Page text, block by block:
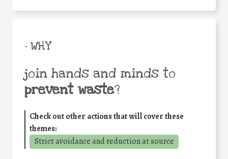
• WHY
join hands and minds to
prevent waste?
Check out other actions that will cover these
themes:
Strict avoidance and reduction at source